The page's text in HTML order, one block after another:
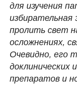
для изучения
избирательная
пролить свет
осложнениях,
Очевидно, его
доклинических
препаратов и